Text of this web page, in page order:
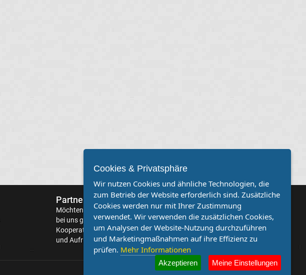
Partnervereine
Möchten Sie, dass auch Ihr Verein mehr Beachtung findet? Dann sind Sie
bei uns genau richtig. Wir suchen Ihren Verein für eine kostenlose
Kooperation. Veröffentlichen Sie Ihre Spielberichte, Sportnachrichten
und Aufrufe bei uns!
Cookies & Privatsphäre
Wir nutzen Cookies und ähnliche Technologien, die
zum Betrieb der Website erforderlich sind. Zusätzliche
Cookies werden nur mit Ihrer Zustimmung
verwendet. Wir verwenden die zusätzlichen Cookies,
um Analysen der Website-Nutzung durchzuführen
und Marketingmaßnahmen auf ihre Effizienz zu
prüfen. Mehr Informationen
Akzeptieren Meine Einstellungen